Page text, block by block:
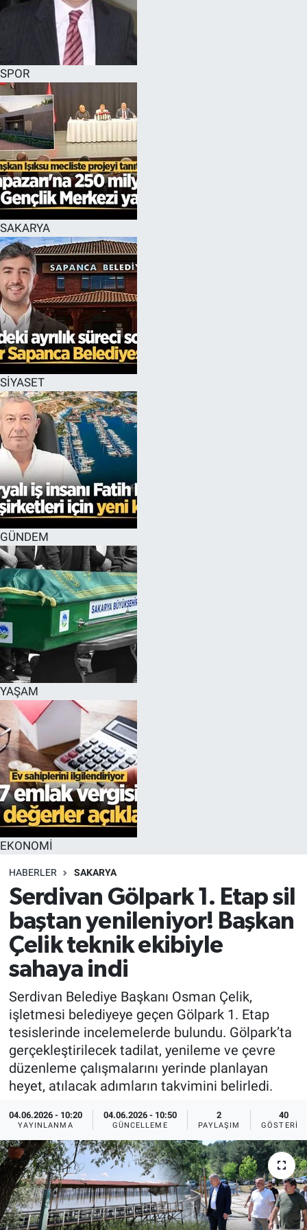
SPOR
SAKARYA
SİYASET
GÜNDEM
YAŞAM
EKONOMİ
HABERLER SAKARYA
Serdivan Gölpark 1. Etap sil
baştan yenileniyor! Başkan
Çelik teknik ekibiyle
sahaya indi
Serdivan Belediye Başkanı Osman Çelik,
işletmesi belediyeye geçen Gölpark 1. Etap
tesislerinde incelemelerde bulundu. Gölpark’ta
gerçekleştirilecek tadilat, yenileme ve çevre
düzenleme çalışmalarını yerinde planlayan
heyet, atılacak adımların takvimini belirledi.
04.06.2026 - 10:20
YAYINLANMA
04.06.2026 - 10:50
GÜNCELLEME
2
PAYLAŞIM
40
GÖSTERIM
EĞİTİM
MAGAZİN
ÖZEL HABER
HALK54 PANORAMA